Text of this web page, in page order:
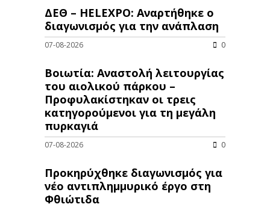
ΔΕΘ – HELEXPO: Αναρτήθηκε ο
διαγωνισμός για την ανάπλαση
07-08-2026 0
Βοιωτία: Αναστολή λειτουργίας
του αιολικού πάρκου –
Προφυλακίστηκαν οι τρεις
κατηγορούμενοι για τη μεγάλη
πυρκαγιά
07-08-2026 0
Προκηρύχθηκε διαγωνισμός για
νέo αντιπλημμυρικό έργο στη
Φθιώτιδα